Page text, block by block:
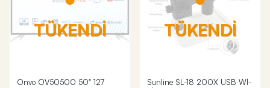
TÜKENDİ
Onvo OV50500 50" 127
TÜKENDİ
Sunline SL-18 200X USB Wİ-